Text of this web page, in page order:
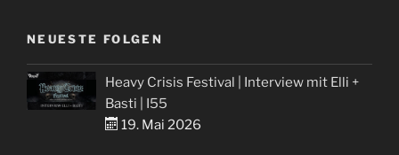
NEUESTE FOLGEN
Heavy Crisis Festival | Interview mit Elli +
Basti | I55
19. Mai 2026